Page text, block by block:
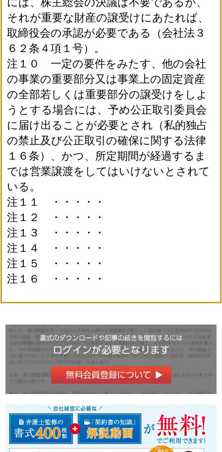
それが重要な財産の譲受けにあたれば、
取締役会の承認が必要である（会社法３
６２条４項１号）。
注１０ 一定の要件をみたす、他の会社
の事業の重要部分又は事業上の固定資産
の全部若しくは重要部分の譲受けをしよ
うとする場合には、予め公正取引委員会
に届け出ることが必要とされ（私的独占
の禁止及び公正取引の確保に関する法律
１６条）、かつ、所定期間が経過するま
では営業譲渡をしてはいけないとされて
いる。
注１１ ・・・・・
注１２ ・・・・・
注１３ ・・・・・
注１４ ・・・・・
注１５ ・・・・・
注１６ ・・・・・